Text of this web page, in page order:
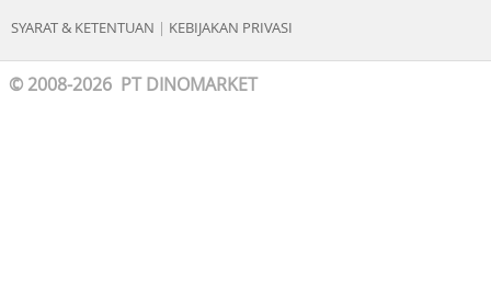
SYARAT & KETENTUAN | KEBIJAKAN PRIVASI
© 2008-2026 PT DINOMARKET